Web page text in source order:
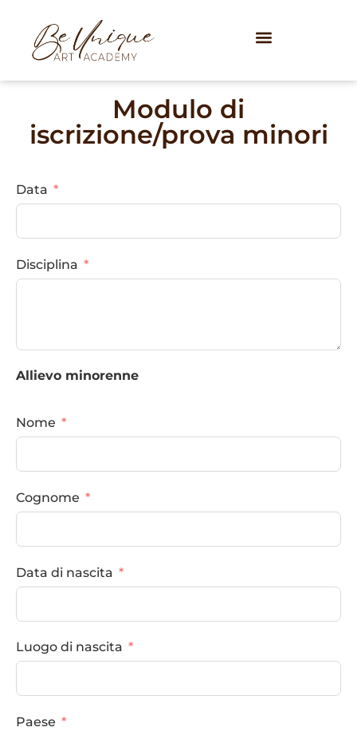
Modulo di
iscrizione/prova minori
Data
Disciplina
Allievo minorenne
Nome
Cognome
Data di nascita
Luogo di nascita
Paese